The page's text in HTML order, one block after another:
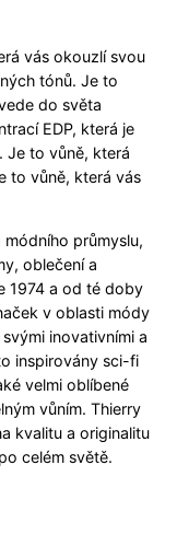
vás okouzlí svou
tónů. Je to
do světa
EDP, která je
Je to vůně, která
to vůně, která vás
průmyslu,
oblečení a
1974 a od té doby
v oblasti módy
inovativními a
inspirovány sci-fi
velmi oblíbené
vůním. Thierry
kvalitu a originalitu
celém světě.